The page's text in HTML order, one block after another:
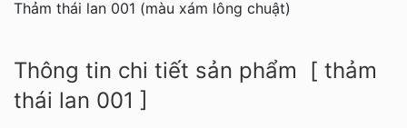
Thảm thái lan 001 (màu xám lông chuật)
Thông tin chi tiết sản phẩm [ thảm
thái lan 001 ]